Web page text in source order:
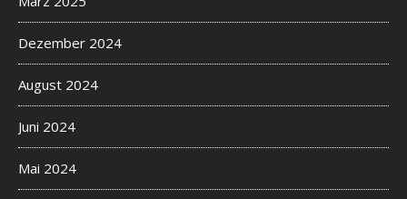
Dezember 2024
August 2024
Juni 2024
Mai 2024